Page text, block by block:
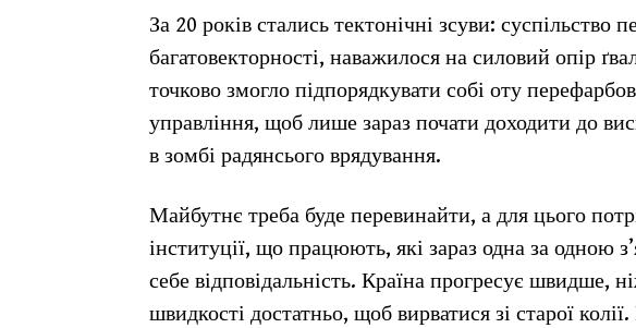
За 20 років стались тектонічні зсуви: суспільство
багатовекторності, наважилося на силовий опір
точково змогло підпорядкувати собі оту
управління, щоб лише зараз почати доходити до
в зомбі радянсього врядування.
Майбутнє треба буде перевинайти, а для цього
інституції, що працюють, які зараз одна за одною
себе відповідальність. Країна прогресує швидше,
швидкості достатньо, щоб вирватися зі старої